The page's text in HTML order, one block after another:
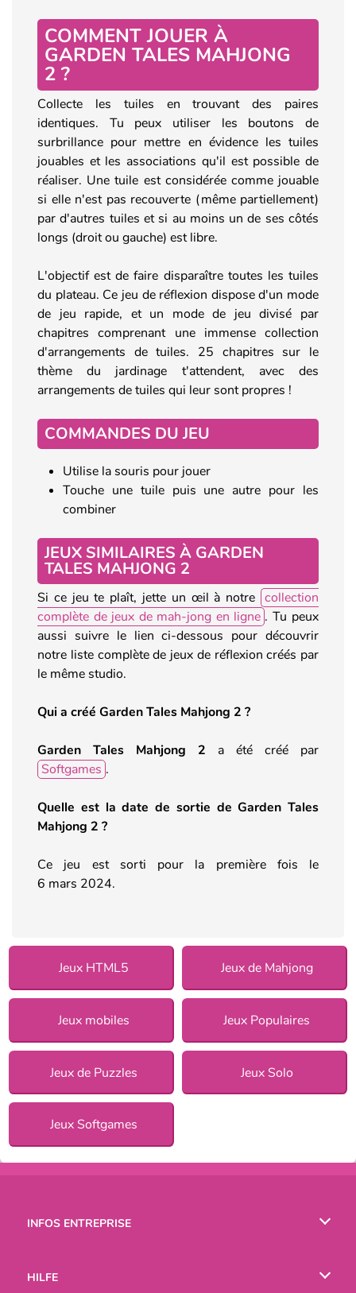
COMMENT JOUER À
GARDEN TALES MAHJONG
2 ?
Collecte les tuiles en trouvant des paires
identiques. Tu peux utiliser les boutons de
surbrillance pour mettre en évidence les tuiles
jouables et les associations qu'il est possible de
réaliser. Une tuile est considérée comme jouable
si elle n'est pas recouverte (même partiellement)
par d'autres tuiles et si au moins un de ses côtés
longs (droit ou gauche) est libre.
L'objectif est de faire disparaître toutes les tuiles
du plateau. Ce jeu de réflexion dispose d'un mode
de jeu rapide, et un mode de jeu divisé par
chapitres comprenant une immense collection
d'arrangements de tuiles. 25 chapitres sur le
thème du jardinage t'attendent, avec des
arrangements de tuiles qui leur sont propres !
COMMANDES DU JEU
Utilise la souris pour jouer
Touche une tuile puis une autre pour les
combiner
JEUX SIMILAIRES À GARDEN
TALES MAHJONG 2
Si ce jeu te plaît, jette un œil à notre collection
complète de jeux de mah-jong en ligne . Tu peux
aussi suivre le lien ci-dessous pour découvrir
notre liste complète de jeux de réflexion créés par
le même studio.
Qui a créé Garden Tales Mahjong 2 ?
Garden Tales Mahjong 2 a été créé par
Softgames .
Quelle est la date de sortie de Garden Tales
Mahjong 2 ?
Ce jeu est sorti pour la première fois le
6 mars 2024.
Jeux HTML5 Jeux de Mahjong
Jeux mobiles Jeux Populaires
Jeux de Puzzles Jeux Solo
Jeux Softgames
INFOS ENTREPRISE
HILFE